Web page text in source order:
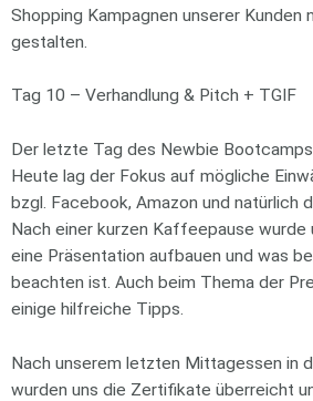
Shopping Kampagnen unserer Kunden
gestalten.
Tag 10 – Verhandlung & Pitch + TGIF
Der letzte Tag des Newbie
Heute lag der Fokus auf mögliche
bzgl. Facebook, Amazon und natürlich
Nach einer kurzen Kaffeepause wurde
eine Präsentation aufbauen und was
beachten ist. Auch beim Thema der
einige hilfreiche Tipps.
Nach unserem letzten Mittagessen in
wurden uns die Zertifikate überreicht